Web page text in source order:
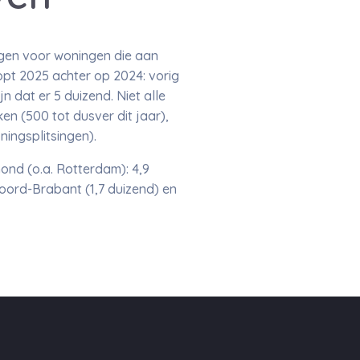
voor woningen die aan
2025 achter op 2024: vorig
dat er 5 duizend. Niet alle
(500 tot dusver dit jaar),
(o.a. Rotterdam): 4,9
Brabant (1,7 duizend) en